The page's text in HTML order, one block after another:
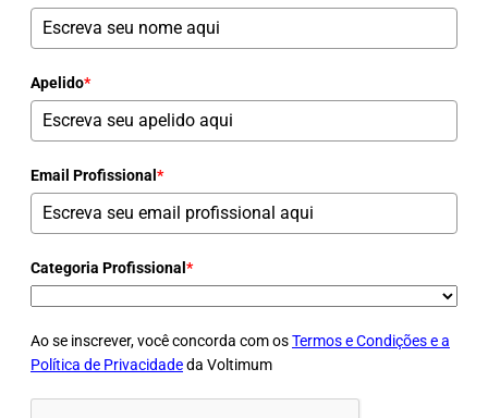
Apelido*
Email Profissional *
Categoria Profissional *
Ao se inscrever, você concorda com osTermos e Condições e a
Política de Privacidadeda Voltimum